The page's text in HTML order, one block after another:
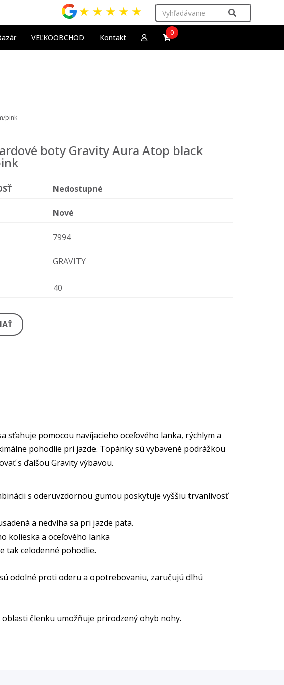
★ ★ ★ ★ ★
VEĽKOOBCHOD Kontakt
0
pink
boty Gravity Aura Atop black
Nedostupné
Nové
7994
GRAVITY
40
sťahuje pomocou navíjacieho oceľového lanka, rýchlym a
pohodlie pri jazde. Topánky sú vybavené podrážkou
s ďalšou Gravity výbavou.
s oderuvzdornou gumou poskytuje vyššiu trvanlivosť
a nedvíha sa pri jazde päta.
kolieska a oceľového lanka
tak celodenné pohodlie.
odolné proti oderu a opotrebovaniu, zaručujú dlhú
členku umožňuje prirodzený ohyb nohy.